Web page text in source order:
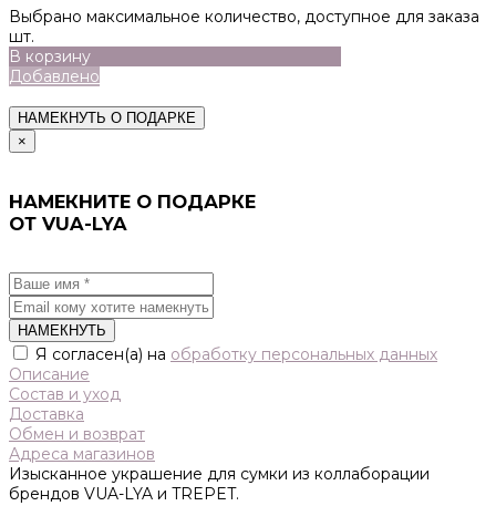
Выбрано максимальное количество, доступное для заказа
шт.
В корзину
Добавлено
НАМЕКНУТЬ О ПОДАРКЕ
×
НАМЕКНИТЕ О ПОДАРКЕ
ОТ VUA-LYA
НАМЕКНУТЬ
Я согласен(а) на обработку персональных данных
Описание
Состав и уход
Доставка
Обмен и возврат
Адреса магазинов
Изысканное украшение для сумки из коллаборации
брендов VUA-LYA и TREPET.